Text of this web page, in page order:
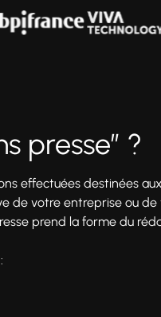
presse” ?
effectuées destinées
de votre entreprise ou
prend la forme du